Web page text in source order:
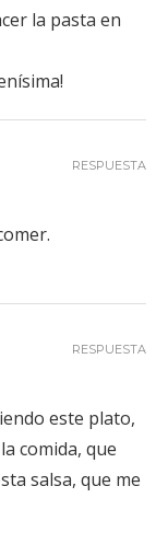
la pasta en
RESPUESTA
este plato,
comida, que
salsa, que me
RESPUESTA